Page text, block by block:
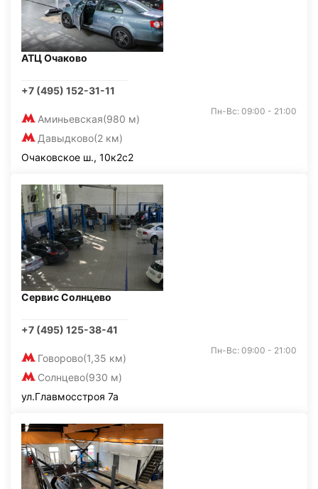
АТЦ Очаково
+7 (495) 152-31-11
Аминьевская(980 м)
Давыдково(2 км)
Пн-Вс: 09:00 - 21:00
Очаковское ш., 10к2с2
Сервис Солнцево
+7 (495) 125-38-41
Говорово(1,35 км)
Солнцево(930 м)
Пн-Вс: 09:00 - 21:00
ул.Главмосстроя 7а